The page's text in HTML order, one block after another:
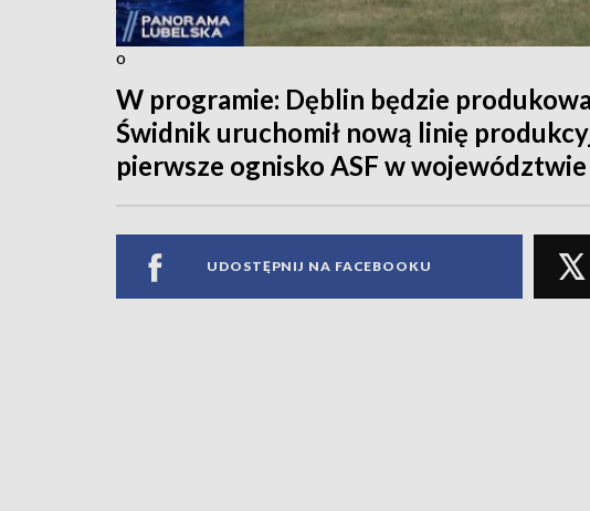
o
W programie: Dęblin będzie
Świdnik uruchomił nową linię
pierwsze ognisko ASF w
UDOSTĘPNIJ NA FACEBOOKU